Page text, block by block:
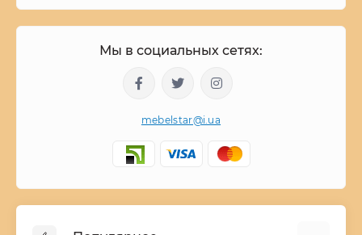
Мы в социальных сетях:
mebelstar@i.ua